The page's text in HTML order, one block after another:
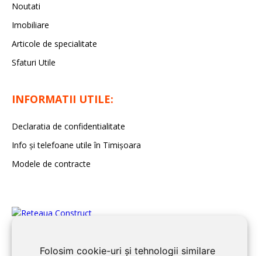
Folosim cookie-uri și tehnologii similare
Noutati
Imobiliare
Articole de specialitate
Sfaturi Utile
INFORMATII UTILE:
Declaratia de confidentialitate
Info și telefoane utile în Timișoara
Modele de contracte